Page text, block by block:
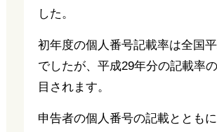
した。
初年度の個人番号記載率は全国
でしたが、平成29年分の記載率
目されます。
申告者の個人番号の記載ととも